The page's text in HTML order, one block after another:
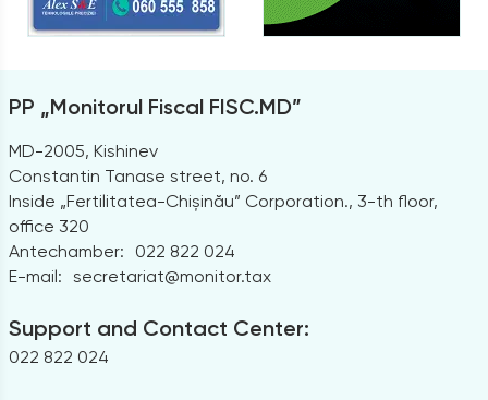
PP „Monitorul Fiscal FISC.MD”
MD-2005, Kishinev
Constantin Tanase street, no. 6
Inside „Fertilitatea-Chișinău” Corporation., 3-th floor,
office 320
Antechamber:
022 822 024
E-mail: secretariat@monitor.tax
Support and Contact Center:
022 822 024